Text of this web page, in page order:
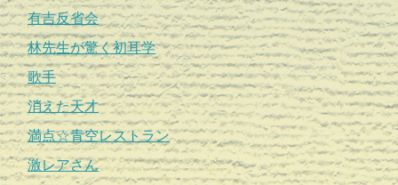
有吉反省会
林先生が驚く初耳学
歌手
消えた天才
満点☆青空レストラン
激レアさん